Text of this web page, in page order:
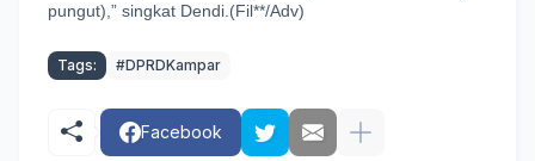
pungut),” singkat Dendi.(Fil**/Adv)
Tags: #DPRDKampar
Facebook